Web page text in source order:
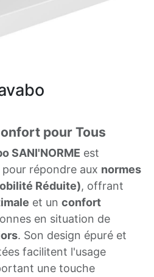
pour Tous
SANI'NORME est
répondre aux normes
Réduite), offrant
et un confort
en situation de
. Son design épuré et
facilitent l'usage
une touche